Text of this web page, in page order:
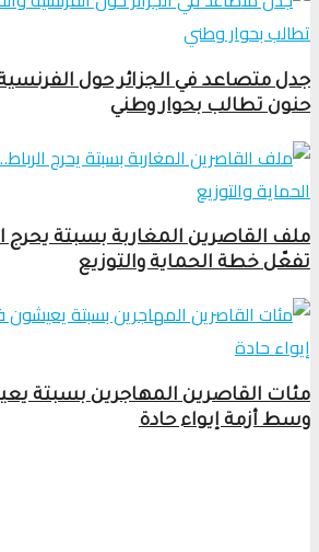
جدل متصاعد في الجزائر حول
حنون تطالب بحوار وطني
ملف القاصرين المغاربة بسبتة يحرج
تفعّل خطة الحماية والتوزيع
مئات القاصرين المهاجرين بسبتة
وسط أزمة إيواء حادة